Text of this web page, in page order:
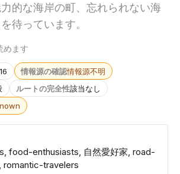
的な海岸の町、忘れられない海
待っています。
めます
情報源の確認情報源不明
ルートの完全性該当なし
food-enthusiasts, 自然愛好家, road-
romantic-travelers